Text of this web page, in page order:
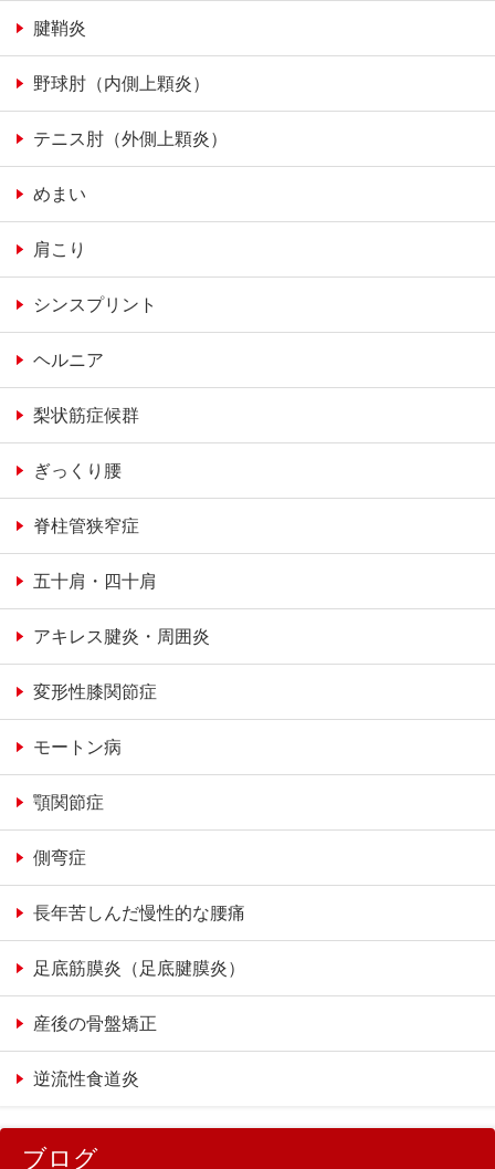
腱鞘炎
野球肘（内側上顆炎）
テニス肘（外側上顆炎）
めまい
肩こり
シンスプリント
ヘルニア
梨状筋症候群
ぎっくり腰
脊柱管狭窄症
五十肩・四十肩
アキレス腱炎・周囲炎
変形性膝関節症
モートン病
顎関節症
側弯症
長年苦しんだ慢性的な腰痛
足底筋膜炎（足底腱膜炎）
産後の骨盤矯正
逆流性食道炎
ブログ